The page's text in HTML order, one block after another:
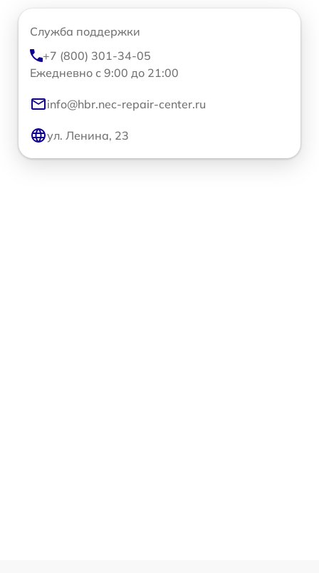
Служба поддержки
+7 (800) 301-34-05
Ежедневно с 9:00 до 21:00
info@hbr.nec-repair-center.ru
ул. Ленина, 23